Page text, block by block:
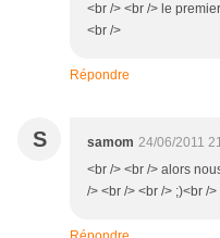
<br /> <br /> le
<br />
Répondre
S samom 24/06/2011
<br /> <br /> alors
/> <br /> <br /> ;)<br /